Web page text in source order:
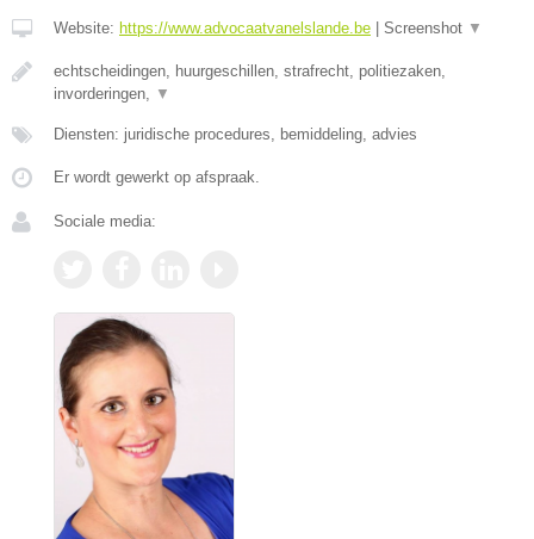
Website: https://www.advocaatvanelslande.be Screenshot ▼
echtscheidingen, huurgeschillen, strafrecht, politiezaken,
invorderingen, ▼
Diensten: juridische procedures, bemiddeling, advies
Er wordt gewerkt op afspraak.
Sociale media: